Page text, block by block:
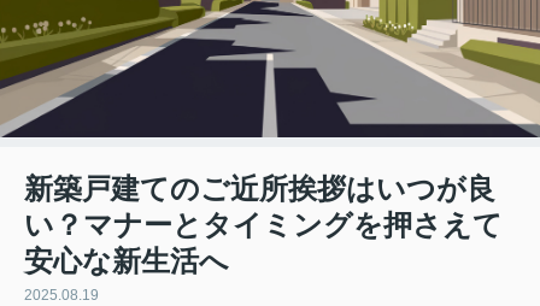
新築戸建てのご近所挨拶はいつが良
い？マナーとタイミングを押さえて
安心な新生活へ
2025.08.19